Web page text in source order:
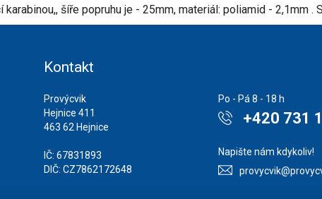
šíře popruhu je - 25mm, materiál: poliamid - 2,1mm .
Kontakt
Provýcvik
Hejnice 411
463 62 Hejnice
IČ: 67831893
DIČ: CZ7862172648
Po - Pá 8 - 18 h
+420 731
Napište nám kdykoliv!